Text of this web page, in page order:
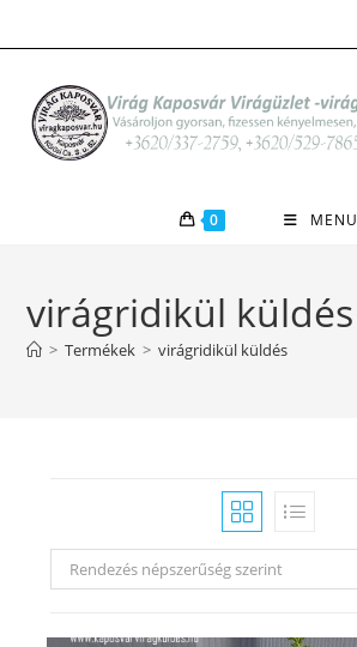
to
0 MENU
virágridikül küldés
> Termékek > virágridikül küldés
Rendezés népszerűség szerint